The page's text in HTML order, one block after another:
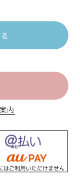
内